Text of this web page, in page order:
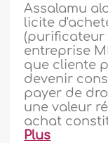
Assalamu
licite
(purificateur
entreprise
que cliente
devenir
payer de
une valeur
achat
Plus